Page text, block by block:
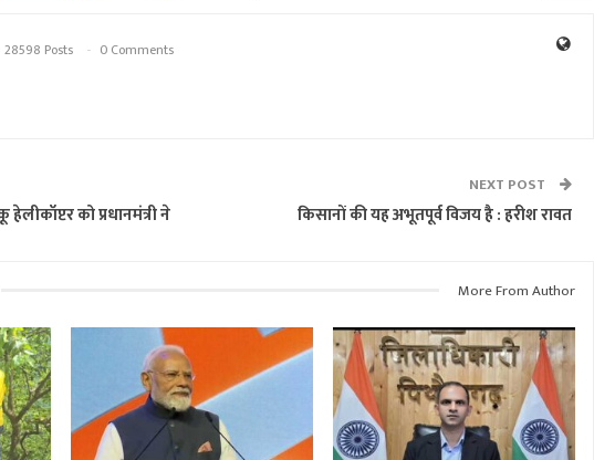
28598 Posts 0 Comments
को प्रधानमंत्री ने
NEXT POST
किसानों की यह अभूतपूर्व विजय है : हरीश रावत
More From Author